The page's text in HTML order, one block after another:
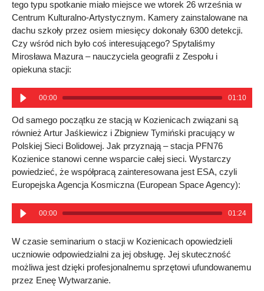
tego typu spotkanie miało miejsce we wtorek 26 września w
Centrum Kulturalno-Artystycznym. Kamery zainstalowane na
dachu szkoły przez osiem miesięcy dokonały 6300 detekcji.
Czy wśród nich było coś interesującego? Spytaliśmy
Mirosława Mazura – nauczyciela geografii z Zespołu i
opiekuna stacji:
00:00 01:10
Od samego początku ze stacją w Kozienicach związani są
również Artur Jaśkiewicz i Zbigniew Tymiński pracujący w
Polskiej Sieci Bolidowej. Jak przyznają – stacja PFN76
Kozienice stanowi cenne wsparcie całej sieci. Wystarczy
powiedzieć, że współpracą zainteresowana jest ESA, czyli
Europejska Agencja Kosmiczna (European Space Agency):
00:00 01:24
W czasie seminarium o stacji w Kozienicach opowiedzieli
uczniowie odpowiedzialni za jej obsługę. Jej skuteczność
możliwa jest dzięki profesjonalnemu sprzętowi ufundowanemu
przez Eneę Wytwarzanie.